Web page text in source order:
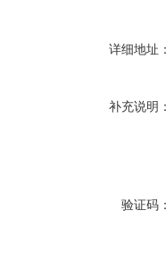
详细地址：
补充说明：
验证码：